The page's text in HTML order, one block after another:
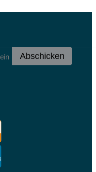
Abschicken